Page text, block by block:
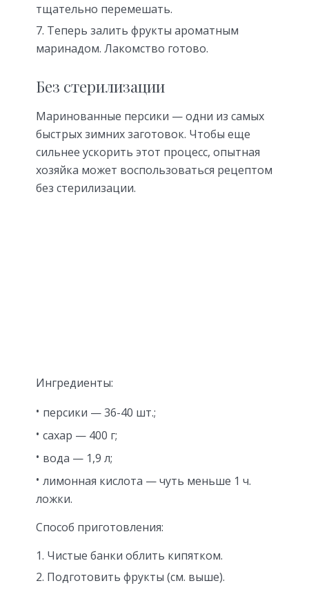
тщательно перемешать.
Теперь залить фрукты ароматным
маринадом. Лакомство готово.
Без стерилизации
Маринованные персики — одни из самых
быстрых зимних заготовок. Чтобы еще
сильнее ускорить этот процесс, опытная
хозяйка может воспользоваться рецептом
без стерилизации.
Ингредиенты:
персики — 36-40 шт.;
сахар — 400 г;
вода — 1,9 л;
лимонная кислота — чуть меньше 1 ч.
ложки.
Способ приготовления:
Чистые банки облить кипятком.
Подготовить фрукты (см. выше).